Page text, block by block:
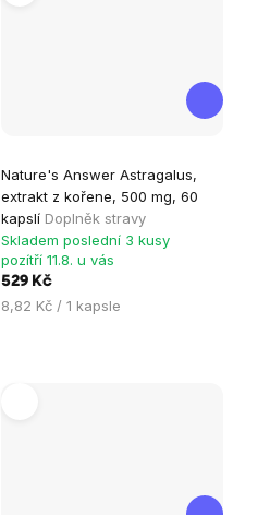
Nature's Answer Astragalus,
extrakt z kořene, 500 mg, 60
kapslí Doplněk stravy
Skladem poslední 3 kusy
pozítří 11.8. u vás
529 Kč
Měrná
8,82 Kč / 1 kapsle